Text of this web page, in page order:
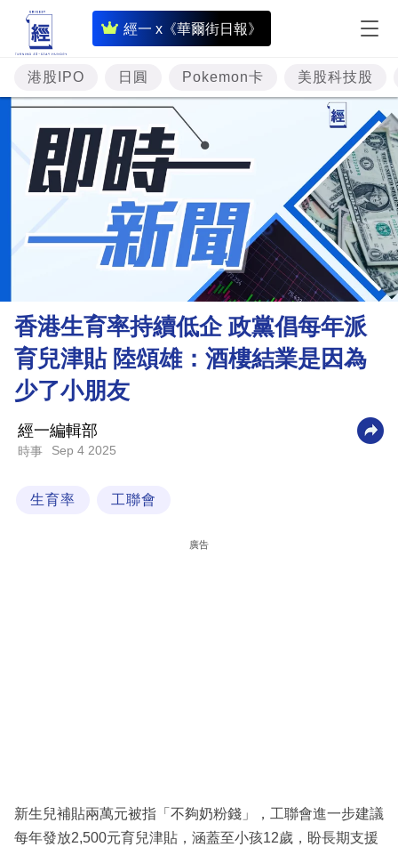
經一 x《華爾街日報》
即
時
財
經
專
題
投
資
樓
市
財
商
業
技
場
港股IPO 日圓 Pokemon卡 美股科技股
香港生育率持續低企 政黨倡每年派
育兒津貼 陸頌雄：酒樓結業是因為
少了小朋友
經一編輯部
時事 Sep 4 2025
生育率 工聯會
廣告
新生兒補貼兩萬元被指「不夠奶粉錢」，工聯會進一步建議
每年發放2,500元育兒津貼，涵蓋至小孩12歲，盼長期支援